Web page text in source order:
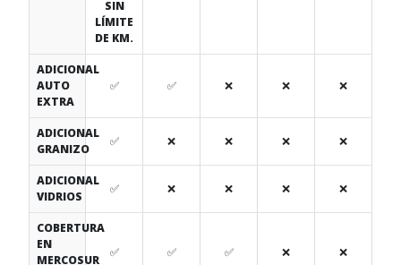
SIN
LÍMITE
DE KM.
ADICIONAL
AUTO
EXTRA
✅ ✅ ❌ ❌ ❌
ADICIONAL
GRANIZO
✅ ❌ ❌ ❌ ❌
ADICIONAL
VIDRIOS
✅ ❌ ❌ ❌ ❌
COBERTURA
EN
MERCOSUR
✅ ✅ ✅ ❌ ❌